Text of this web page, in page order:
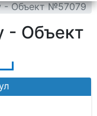
- Объект №57079
- Объект